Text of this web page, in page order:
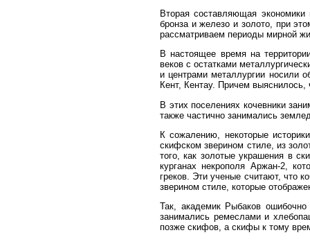
Вторая составляющая
бронза и железо и золото, при
рассматриваем периоды мирной
В настоящее время на
веков с остатками
и центрами металлургии носили
Кент, Кентау. Причем
В этих поселениях кочевники
также частично занимались
К сожалению, некоторые
скифском зверином стиле, из
того, как золотые украшения в
курганах некрополя Аржан-2,
греков. Эти ученые считают, что
зверином стиле, которые
Так, академик Рыбаков
занимались ремеслами и
позже скифов, а скифы к тому